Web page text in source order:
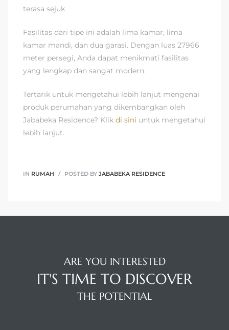
terasa sejuk
Fasilitas dari tipe ini adalah lima kamar, lima
kamar mandi, dan dua garasi. Dengan luas 27966
meter persegi, Anda dapat menikmati fasilitas
yang lengkap dan sangat modern.
Tertarik untuk mengetahui lebih lanjut mengenai
produk perumahan yang dikembangkan oleh
Jababeka Residence? Klik di sini untuk mengetahui
lebih lanjut.
IN RUMAH POSTED BY JABABEKA RESIDENCE
ARE YOU INTERESTED
IT'S TIME TO DISCOVER
THE POTENTIAL